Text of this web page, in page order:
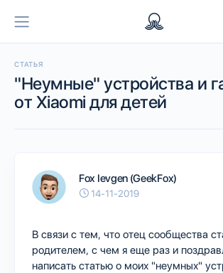
СТАТЬЯ
"Неумные" устройства и
от Xiaomi для детей
Fox Ievgen (GeekFox)
14-11-2019
В связи с тем, что отец сообщества
родителем, с чем я еще раз и
написать статью о моих "неумных"